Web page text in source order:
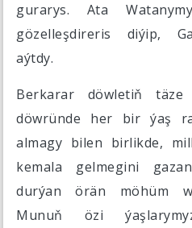
gurarys. Ata
gözelleşdireris diýip,
aýtdy.
Berkarar döwletiň täze
döwründe her bir ýaş
almagy bilen birlikde,
kemala gelmegini
durýan örän möhüm
Munuň özi